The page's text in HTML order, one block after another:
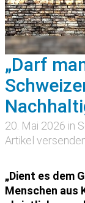
„Darf
20. Mai 2026 in
Artikel
„Dient es dem
Menschen aus